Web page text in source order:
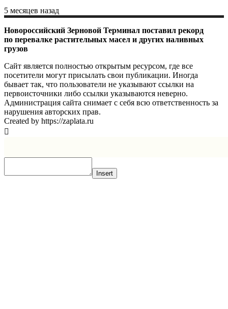
5 месяцев назад
Новороссийский Зерновой Терминал поставил рекорд
по перевалке растительных масел и других наливных
грузов
Сайт является полностью открытым ресурсом, где все
посетители могут присылать свои публикации. Иногда
бывает так, что пользователи не указывают ссылки на
первоисточники либо ссылки указываются неверно.
Администрация сайта снимает с себя всю ответственность за
нарушения авторских прав.
Created by https://zaplata.ru
Insert